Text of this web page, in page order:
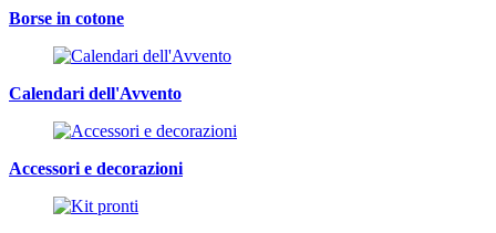
Borse in cotone
Calendari dell'Avvento
Accessori e decorazioni